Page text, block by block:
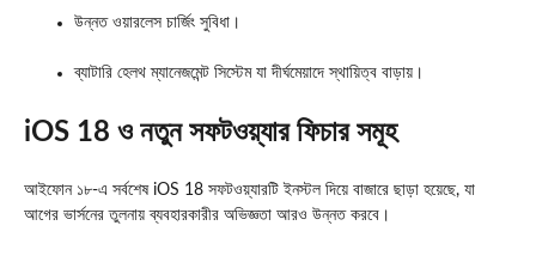
উন্নত ওয়ারলেস চার্জিং সুবিধা।
ব্যাটারি হেলথ ম্যানেজমেন্ট সিস্টেম যা দীর্ঘমেয়াদে স্থায়িত্ব বাড়ায়।
iOS 18 ও নতুন সফটওয়্যার ফিচার সমূহ
আইফোন ১৮-এ সর্বশেষ iOS 18 সফটওয়্যারটি ইনস্টল দিয়ে বাজারে ছাড়া হয়েছে, যা
আগের ভার্সনের তুলনায় ব্যবহারকারীর অভিজ্ঞতা আরও উন্নত করবে।